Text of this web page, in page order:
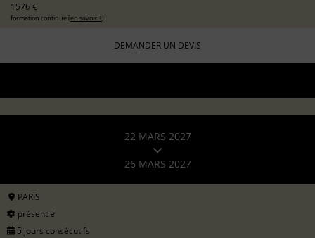
1576 €
formation continue (en savoir +)
DEMANDER UN DEVIS
22 MARS 2027
26 MARS 2027
PARIS
présentiel
5 jours consécutifs